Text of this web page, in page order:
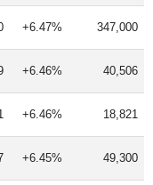
+6.47% 347,000
+6.46% 40,506
+6.46% 18,821
+6.45% 49,300